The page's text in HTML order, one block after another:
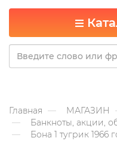
Главная МАГАЗИН
Банкноты, акции,
Бона 1 тугрик 1966